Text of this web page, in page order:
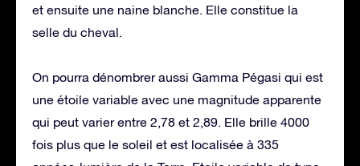
et ensuite une naine blanche. Elle constitue la
selle du cheval.
On pourra dénombrer aussi Gamma Pégasi qui est
une étoile variable avec une magnitude apparente
qui peut varier entre 2,78 et 2,89. Elle brille 4000
fois plus que le soleil et est localisée à 335